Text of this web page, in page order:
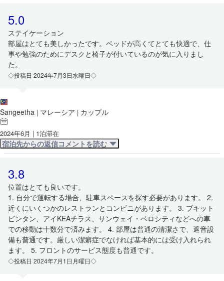
5.0
ステイケーション
部屋はとても美しかったです。ベッドが高くてとても快適で、仕
事や勉強のためにデスクと椅子が付いているのが気に入りまし
た。
◇投稿日 2024年7月3日水曜日◇
Sangeetha | マレーシア | カップル
2024年6月 | 1泊滞在
宿泊先からの返信コメントを読む
3.8
位置はとても良いです。
1. 自分で運転する場合、駐車スペースを探す必要があります。 2.
近くにいくつかのレストランとコンビニがあります。 3. ブキット
ビンタン、アイKEAチラス、サンウェイ・ベロシティなどへの車
での移動は十数分で済みます。 4. 部屋は普通の清潔さで、遮音設
備も普通です。厳しい潔癖症でなければ基本的には受け入れられ
ます。 5. フロントのサービス態度も普通です。
◇投稿日 2024年7月1日月曜日◇